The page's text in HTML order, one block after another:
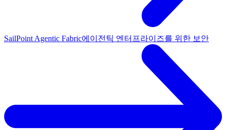
SailPoint Agentic Fabric에이전틱 엔터프라이즈를 위한 보안